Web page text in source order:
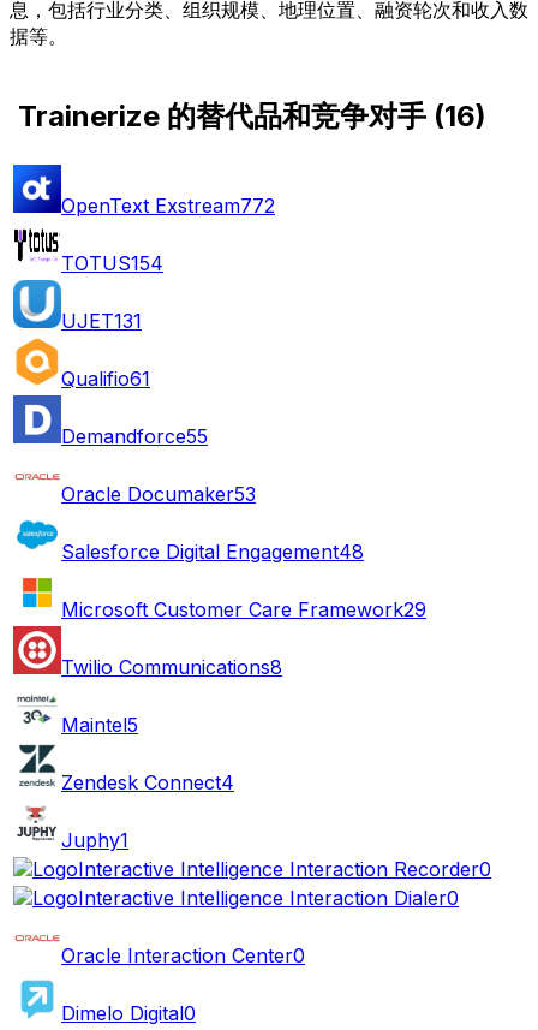
息，包括行业分类、组织规模、地理位置、融资轮次和收入数
据等。
Trainerize 的替代品和竞争对手 (16)
OpenText Exstream772
TOTUS154
UJET131
Qualifio61
Demandforce55
Oracle Documaker53
Salesforce Digital Engagement48
Microsoft Customer Care Framework29
Twilio Communications8
Maintel5
Zendesk Connect4
Juphy1
Interactive Intelligence Interaction Recorder0
Interactive Intelligence Interaction Dialer0
Oracle Interaction Center0
Dimelo Digital0